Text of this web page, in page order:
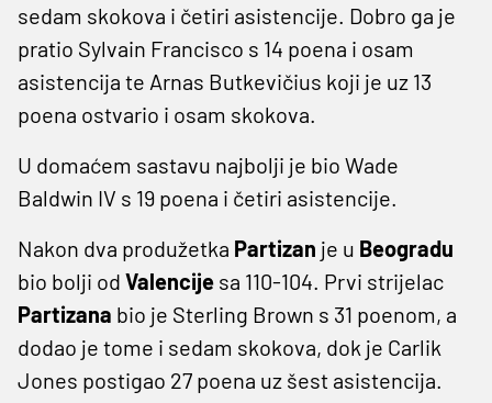
sedam skokova i četiri asistencije. Dobro ga je
pratio Sylvain Francisco s 14 poena i osam
asistencija te Arnas Butkevičius koji je uz 13
poena ostvario i osam skokova.
U domaćem sastavu najbolji je bio Wade
Baldwin IV s 19 poena i četiri asistencije.
Nakon dva produžetka Partizan je u Beogradu
bio bolji od Valencije sa 110-104. Prvi strijelac
Partizana bio je Sterling Brown s 31 poenom, a
dodao je tome i sedam skokova, dok je Carlik
Jones postigao 27 poena uz šest asistencija.